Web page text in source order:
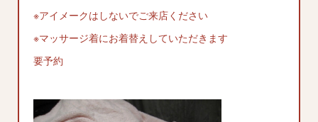
※アイメークはしないでご来店ください
※マッサージ着にお着替えしていただきます
要予約